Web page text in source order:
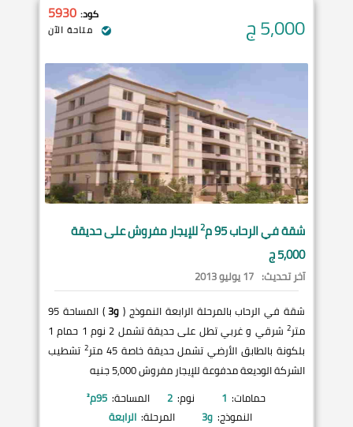
5,000ج كود: 5930
متاحة الآن
شقة فيالرحاب95 م 2للإيجار مفروش على حديقة
5,000 ج
آخر تحديث: 17 يوليو 2013
شقة في الرحاب بالمرحلة الرابعة النموذج ( و3
) المساحة 95
متر2
شرقي و غربي تطل على حديقة تشمل 2 نوم 1 حمام 1
بلكونة بالطابق الأرضي تشمل حديقة خاصة 45 متر
2 تشطيب
الشركة الوديعة مدفوعة للإيجار مفروش 5,000 جنيه
حمامات: 1 نوم: 2 المساحة: 95م²
النموذج: و3 المرحلة: الرابعة